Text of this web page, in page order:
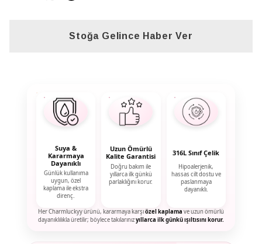
Stoğa Gelince Haber Ver
Suya &
Kararmaya
Dayanıklı
Günlük kullanıma
uygun, özel
kaplama ile ekstra
direnç.
Uzun Ömürlü
Kalite Garantisi
Doğru bakım ile
yıllarca ilk günkü
parlaklığını korur.
316L Sınıf Çelik
Hipoalerjenik,
hassas cilt dostu ve
paslanmaya
dayanıklı.
Her Charmluckyy ürünü, kararmaya karşıözel kaplama ve uzun ömürlü
dayanıklılıkla üretilir; böylece takılarınızyıllarca ilk günkü ışıltısını korur.